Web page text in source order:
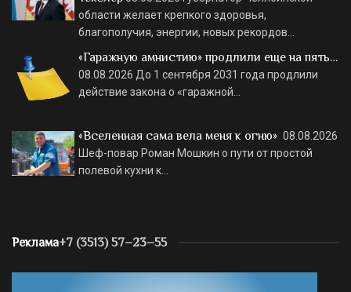
области желает крепкого здоровья,
благополучия, энергии, новых рекордов…
«Гаражную амнистию» продлили еще на пять…
08.08.2026 До 1 сентября 2031 года продлили
действие закона о «гаражной…
«Вселенная сама вела меня к огню» 08.08.2026
Шеф-повар Роман Мошкин о пути от простой
полевой кухни к…
Реклама+7 (3513) 57–23–55